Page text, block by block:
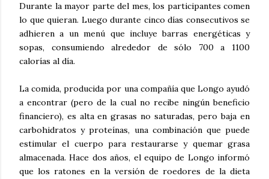
Durante la mayor parte del mes, los participantes comen
lo que quieran. Luego durante cinco días consecutivos se
adhieren a un menú que incluye barras energéticas y
sopas, consumiendo alrededor de sólo 700 a 1100
calorías al día.
La comida, producida por una compañía que Longo ayudó
a encontrar (pero de la cual no recibe ningún beneficio
financiero), es alta en grasas no saturadas, pero baja en
carbohidratos y proteínas, una combinación que puede
estimular el cuerpo para restaurarse y quemar grasa
almacenada. Hace dos años, el equipo de Longo informó
que los ratones en la versión de roedores de la dieta